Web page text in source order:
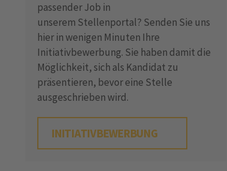
passender Job in
unserem Stellenportal? Senden Sie uns
hier in wenigen Minuten Ihre
Initiativbewerbung. Sie haben damit die
Möglichkeit, sich als Kandidat zu
präsentieren, bevor eine Stelle
ausgeschrieben wird.
INITIATIVBEWERBUNG